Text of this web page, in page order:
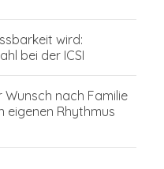
wird:
bei der ICSI
Wunsch nach Familie
eigenen Rhythmus